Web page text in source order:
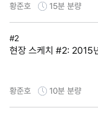
황준호 15분 분량
#2
현장 스케치 #2: 2015
황준호 10분 분량